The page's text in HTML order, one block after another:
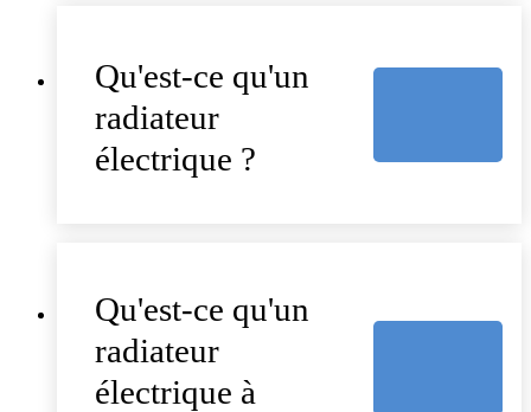
Qu'est-ce qu'un
radiateur
électrique ?
Qu'est-ce qu'un
radiateur
électrique à